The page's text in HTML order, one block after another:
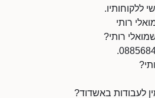
ללקוחותיו.
רותי
רותי?
לעבודות באשדוד?